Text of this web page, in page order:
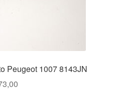
Peugeot 1007 8143JN